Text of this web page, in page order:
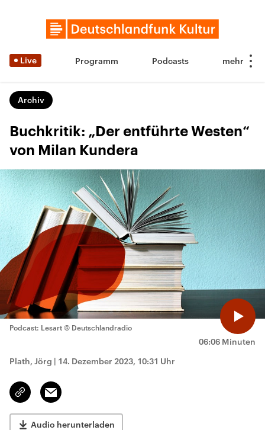
Live Programm Podcasts
Archiv
Buchkritik: „Der entführte Westen“
von Milan Kundera
06:06 Minuten
Podcast: Lesart © Deutschlandradio
Plath, Jörg | 14. Dezember 2023, 10:31 Uhr
Link
kopieren/teilen
Email
Audio herunterladen